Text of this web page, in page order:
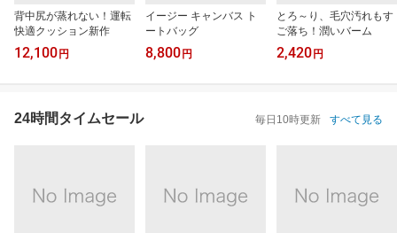
背中尻が蒸れない！運転
快適クッション新作
12,100 円
イージー キャンバス ト
ートバッグ
8,800 円
とろ～り、毛穴汚れもす
ご落ち！潤いバーム
2,420 円
24時間タイムセール 毎日10時更新 すべて見る